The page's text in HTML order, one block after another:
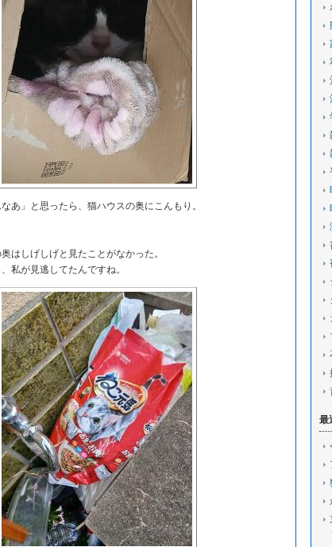
あ」と思ったら、猫ハウスの奥にこんもり。
はしげしげと見たことがなかった。
私が見逃してたんですね。
最